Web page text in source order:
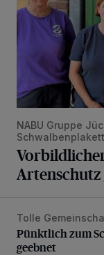
NABU Gruppe
Pünktlich zum
Tolle
Pünktlich zum
geebnet